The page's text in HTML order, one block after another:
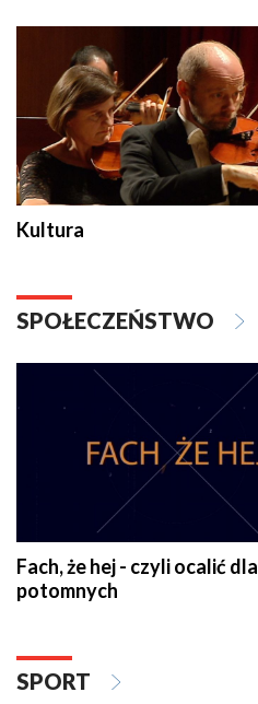
Kultura
SPOŁECZEŃSTWO
Fach, że hej - czyli ocalić dla
potomnych
SPORT